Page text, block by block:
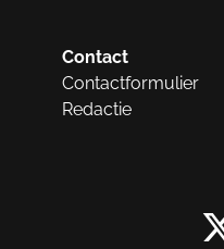
Contact
Contactformulier
Redactie